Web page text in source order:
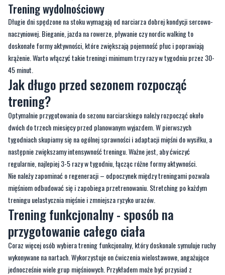
doskonałe formy aktywności, które zwiększają pojemność płuc i poprawiają
krążenie. Warto włączyć takie treningi minimum trzy razy w tygodniu przez 30-
45 minut.
Jak długo przed sezonem rozpocząć
trening?
Optymalnie przygotowania do sezonu narciarskiego należy rozpocząć około
dwóch do trzech miesięcy przed planowanym wyjazdem. W pierwszych
tygodniach skupiamy się na ogólnej sprawności i adaptacji mięśni do wysiłku, a
następnie zwiększamy intensywność treningu. Ważne jest, aby ćwiczyć
regularnie, najlepiej 3-5 razy w tygodniu, łącząc różne formy aktywności.
Nie należy zapominać o regeneracji – odpoczynek między treningami pozwala
mięśniom odbudować się i zapobiega przetrenowaniu. Stretching po każdym
treningu uelastycznia mięśnie i zmniejsza ryzyko urazów.
Trening funkcjonalny - sposób na
przygotowanie całego ciała
Coraz więcej osób wybiera trening funkcjonalny, który doskonale symuluje ruchy
wykonywane na nartach. Wykorzystuje on ćwiczenia wielostawowe, angażujące
jednocześnie wiele grup mięśniowych. Przykładem może być przysiad z
obciążeniem połączony z rotacją tułowia, skoki boczne czy tzw. burpees. Takie
formy aktywności rozwijają siłę dynamiczną, koordynację oraz stabilność, czyli
wszystko, czego potrzebujemy na stoku.